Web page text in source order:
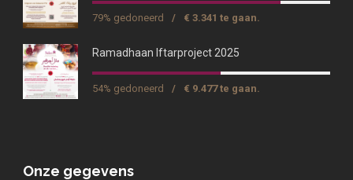
79% gedoneerd / € 3.341 te gaan.
Ramadhaan Iftarproject 2025
54% gedoneerd / € 9.477 te gaan.
Onze gegevens